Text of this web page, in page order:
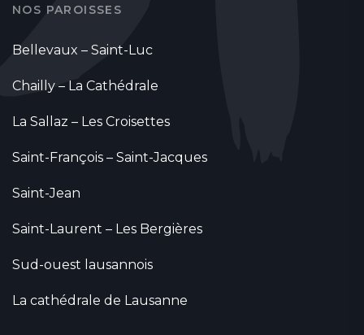
NOS PAROISSES
Bellevaux – Saint-Luc
Chailly – La Cathédrale
La Sallaz – Les Croisettes
Saint-François – Saint-Jacques
Saint-Jean
Saint-Laurent – Les Bergières
Sud-ouest lausannois
La cathédrale de Lausanne